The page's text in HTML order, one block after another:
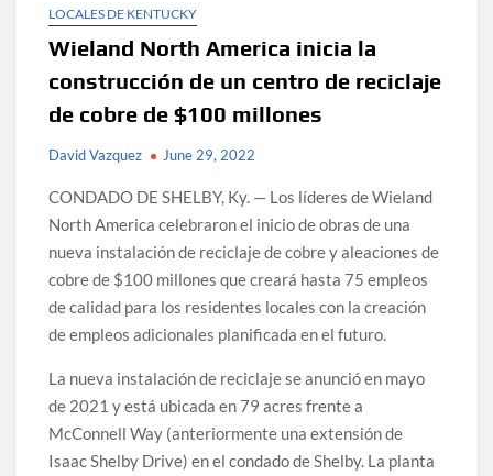
LOCALES DE KENTUCKY
Wieland North America inicia la
construcción de un centro de reciclaje
de cobre de $100 millones
David Vazquez June 29, 2022
CONDADO DE SHELBY, Ky. — Los líderes de Wieland
North America celebraron el inicio de obras de una
nueva instalación de reciclaje de cobre y aleaciones de
cobre de $100 millones que creará hasta 75 empleos
de calidad para los residentes locales con la creación
de empleos adicionales planificada en el futuro.
La nueva instalación de reciclaje se anunció en mayo
de 2021 y está ubicada en 79 acres frente a
McConnell Way (anteriormente una extensión de
Isaac Shelby Drive) en el condado de Shelby. La planta